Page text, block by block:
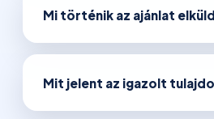
Mi történik az ajánlat
Mit jelent az igazolt